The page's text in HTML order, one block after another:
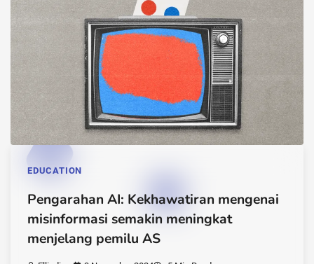
EDUCATION
Pengarahan AI: Kekhawatiran mengenai
misinformasi semakin meningkat
menjelang pemilu AS